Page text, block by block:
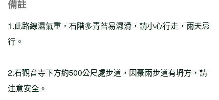
備註
1.此路線濕氣重，石階多青苔易濕滑，請小心行走，雨天忌
行。
2.石觀音寺下方約500公尺處步道，因豪雨步道有坍方，請
注意安全。